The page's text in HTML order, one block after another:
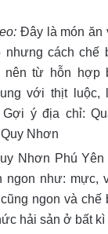
Đây là món ăn
cách chế
nên từ hỗn hợp
với thịt luộc,
ý địa chỉ:
Nhơn
Nhơn Phú Yên
ngon như: mực,
ngon và chế
hải sản ở bất kì